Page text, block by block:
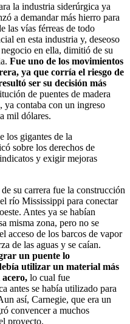
la industria siderúrgica ya
a demandar más hierro para
las vías férreas de todo
en esta industria y, deseoso
en ella, dimitió de su
Fue uno de los movimientos
ya que corría el riesgo de
ser su decisión más
de puentes de madera
ya contaba con un ingreso
mil dólares.
los gigantes de la
sobre los derechos de
y exigir mejoras
su carrera fue la construcción
río Mississippi para conectar
Antes ya se habían
misma zona, pero no se
acceso de los barcos de vapor
de las aguas y se caían.
un puente lo
utilizar un material más
acero, lo cual fue
antes se había utilizado para
así, Carnegie, que era un
convencer a muchos
proyecto.